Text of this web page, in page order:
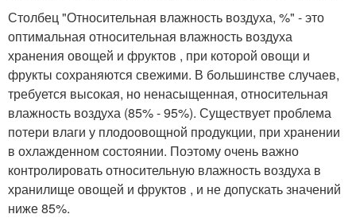
Столбец "Относительная влажность воздуха, %" - это
оптимальная относительная влажность воздуха
хранения овощей и фруктов , при которой овощи и
фрукты сохраняются свежими. В большинстве случаев,
требуется высокая, но ненасыщенная, относительная
влажность воздуха (85% - 95%). Существует проблема
потери влаги у плодоовощной продукции, при хранении
в охлажденном состоянии. Поэтому очень важно
контролировать относительную влажность воздуха в
хранилище овощей и фруктов , и не допускать значений
ниже 85%.